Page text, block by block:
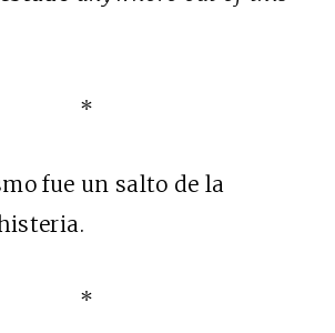
*
fue un salto de la
*